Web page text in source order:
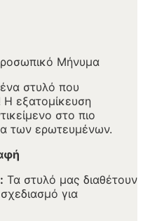
Μήνυμα
στυλό που
Η εξατομίκευση
στο πιο
των ερωτευμένων.
Τα στυλό μας διαθέτουν
για